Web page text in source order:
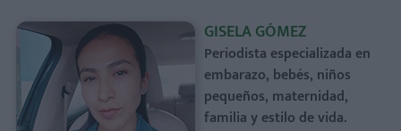
GISELA GÓMEZ
Periodista especializada en
embarazo, bebés, niños
pequeños, maternidad,
familia y estilo de vida.